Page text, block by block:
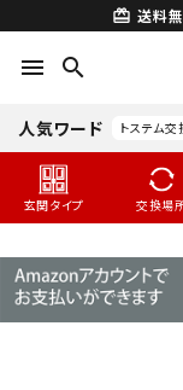
card_giftcard 送料
menu search
人気ワード トステム
玄関タイプ 交換場